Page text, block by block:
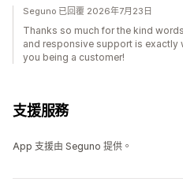
Seguno 已回覆 2026年7月23日
Thanks so much for the kind
and responsive support is exactly
you being a customer!
支援服務
App 支援由 Seguno 提供。